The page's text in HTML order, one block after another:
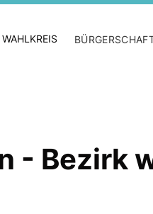
WAHLKREIS
- Bezirk